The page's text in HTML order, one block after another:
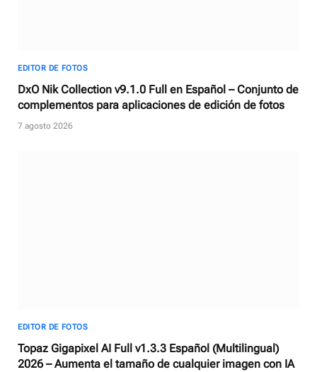
EDITOR DE FOTOS
DxO Nik Collection v9.1.0 Full en Español – Conjunto de
complementos para aplicaciones de edición de fotos
7 agosto 2026
EDITOR DE FOTOS
Topaz Gigapixel AI Full v1.3.3 Español (Multilingual)
2026 – Aumenta el tamaño de cualquier imagen con IA